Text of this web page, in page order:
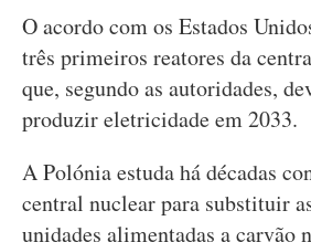
O acordo com os Estados
três primeiros reatores da
que, segundo as autoridades,
produzir eletricidade em 2033.
A Polónia estuda há décadas
central nuclear para substituir
unidades alimentadas a carvão